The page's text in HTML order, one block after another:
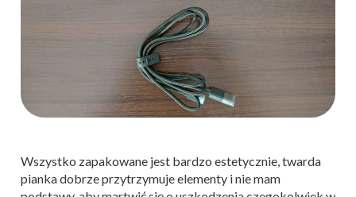
Wszystko zapakowane jest bardzo estetycznie, twarda
pianka dobrze przytrzymuje elementy i nie mam